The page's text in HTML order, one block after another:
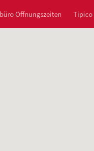
Öffnungszeiten Tipico